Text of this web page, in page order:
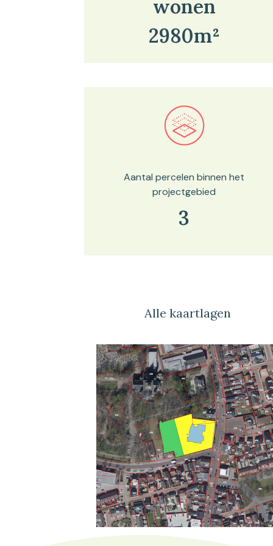
wonen
2980m²
Bekijk in onze kaartviewer
Aantal percelen binnen het
projectgebied
3
Alle kaartlagen